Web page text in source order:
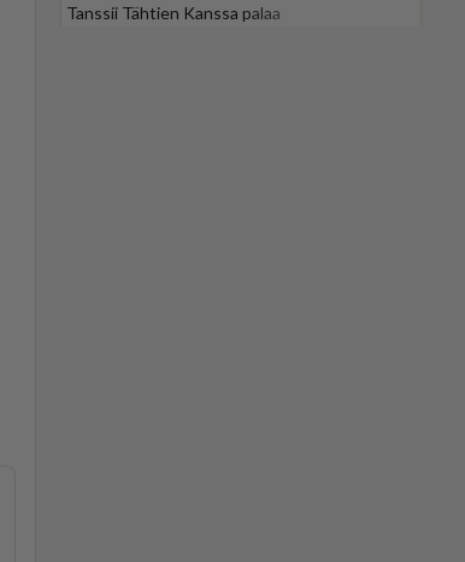
Tanssii Tähtien Kanssa palaa